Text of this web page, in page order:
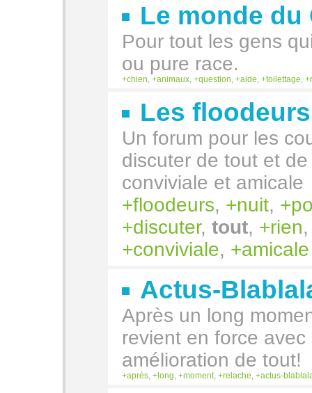
Le monde du
Pour tout les gens
ou pure race.
chien animaux question aide toilettage
Les
Un forum pour les
discuter de tout et
conviviale et amicale
floodeurs, nuit,
discuter, tout, rien
conviviale, amicale
Actus-
Après un long
revient en force
amélioration de tout!
après long moment relache actus-